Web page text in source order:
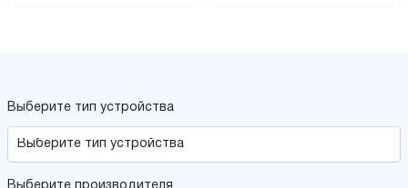
Выберите тип устройства
Выберите производителя